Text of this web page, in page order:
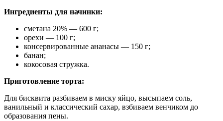
Ингредиенты для начинки:
сметана 20% — 600 г;
орехи — 100 г;
консервированные ананасы — 150 г;
банан;
кокосовая стружка.
Приготовление торта:
Для бисквита разбиваем в миску яйцо, высыпаем соль,
ванильный и классический сахар, взбиваем венчиком до
образования пены.